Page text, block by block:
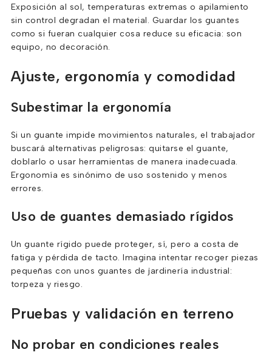
Exposición al sol, temperaturas extremas o apilamiento
sin control degradan el material. Guardar los guantes
como si fueran cualquier cosa reduce su eficacia: son
equipo, no decoración.
Ajuste, ergonomía y comodidad
Subestimar la ergonomía
Si un guante impide movimientos naturales, el trabajador
buscará alternativas peligrosas: quitarse el guante,
doblarlo o usar herramientas de manera inadecuada.
Ergonomía es sinónimo de uso sostenido y menos
errores.
Uso de guantes demasiado rígidos
Un guante rígido puede proteger, sí, pero a costa de
fatiga y pérdida de tacto. Imagina intentar recoger piezas
pequeñas con unos guantes de jardinería industrial:
torpeza y riesgo.
Pruebas y validación en terreno
No probar en condiciones reales